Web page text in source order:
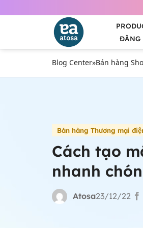
ĐĂNG
Blog Center»Bán hàng
Bán hàng Thương mại
Cách tạo
nhanh
Atosa23/12/22